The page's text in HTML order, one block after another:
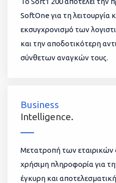
SoftOne για τη λειτουργία
εκσυγχρονισμό των
και την αποδοτικότερη
σύνθετων αναγκών τους.
Business
Intelligence.
Μετατροπή των εταιρικών
χρήσιμη πληροφορία για
έγκυρη και